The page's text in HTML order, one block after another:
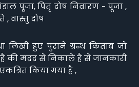
पूजा, पितृ दोष निवारण - पूजा ,
, वास्तु दोष
लिखी हुए पुराने ग्रन्थ किताब जो
की मदद से निकाले है से जानकारी
किया गया है ,